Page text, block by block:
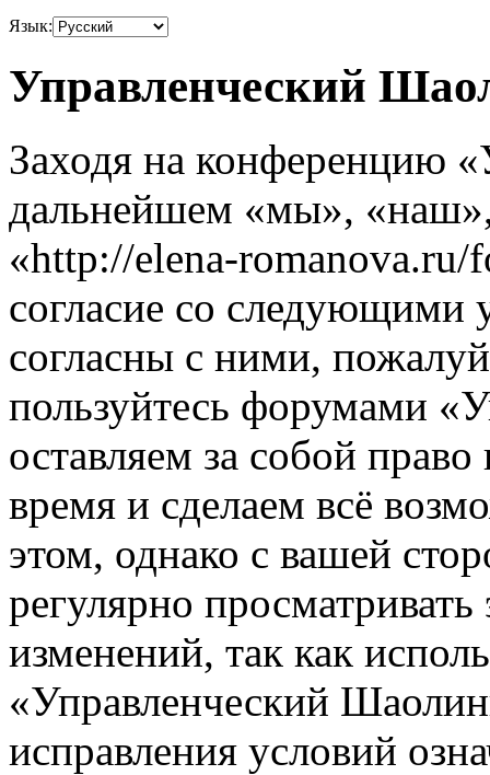
Язык:
Управленческий
Заходя на конференцию
дальнейшем «мы»,
«http://elena-romanova.ru/
согласие со следующими
согласны с ними,
пользуйтесь форумами
оставляем за собой
время и сделаем всё
этом, однако с вашей
регулярно просматривать
изменений, так как
«Управленческий
исправления условий